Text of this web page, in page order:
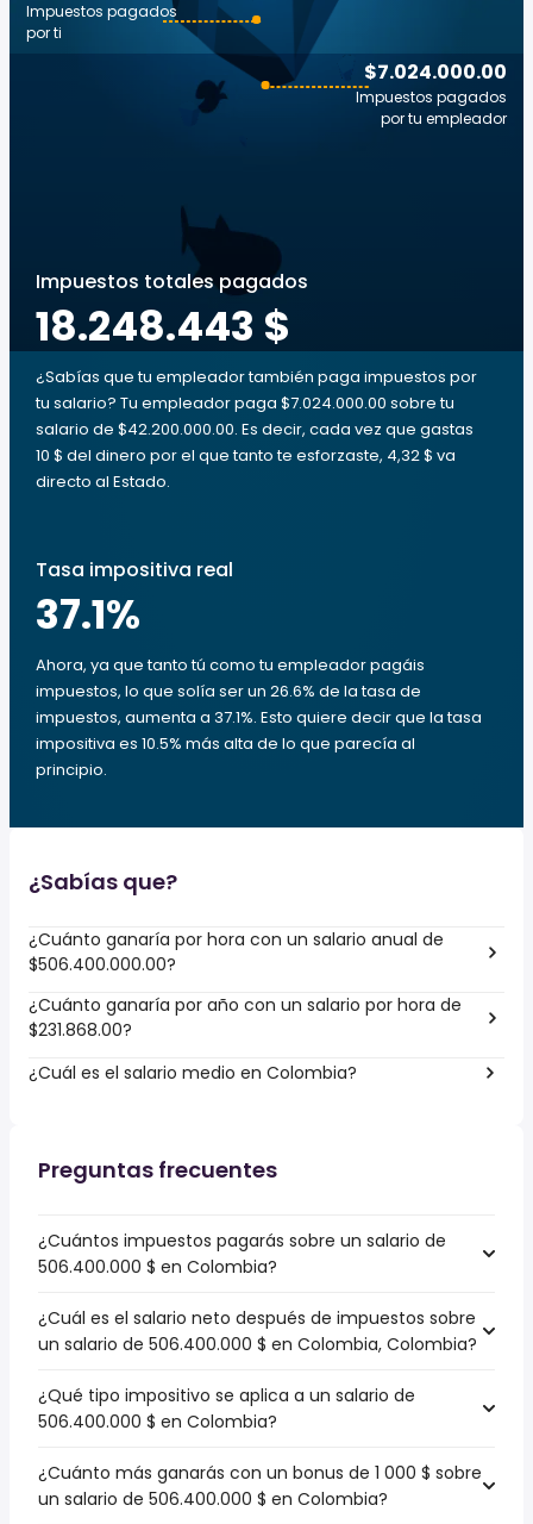
$7.024.000.00
Impuestos pagados
por tu empleador
Impuestos pagados
por ti
Impuestos totales pagados
18.248.443 $
¿Sabías que tu empleador también paga impuestos por
tu salario? Tu empleador paga $7.024.000.00 sobre tu
salario de $42.200.000.00. Es decir, cada vez que gastas
10 $ del dinero por el que tanto te esforzaste, 4,32 $ va
directo al Estado.
Tasa impositiva real
37.1%
Ahora, ya que tanto tú como tu empleador pagáis
impuestos, lo que solía ser un 26.6% de la tasa de
impuestos, aumenta a 37.1%. Esto quiere decir que la tasa
impositiva es 10.5% más alta de lo que parecía al
principio.
¿Sabías que?
¿Cuánto ganaría por hora con un salario anual de
$506.400.000.00?
¿Cuánto ganaría por año con un salario por hora de
$231.868.00?
¿Cuál es el salario medio en Colombia?
Preguntas frecuentes
¿Cuántos impuestos pagarás sobre un salario de
506.400.000 $ en Colombia?
¿Cuál es el salario neto después de impuestos sobre
un salario de 506.400.000 $ en Colombia, Colombia?
¿Qué tipo impositivo se aplica a un salario de
506.400.000 $ en Colombia?
¿Cuánto más ganarás con un bonus de 1 000 $ sobre
un salario de 506.400.000 $ en Colombia?